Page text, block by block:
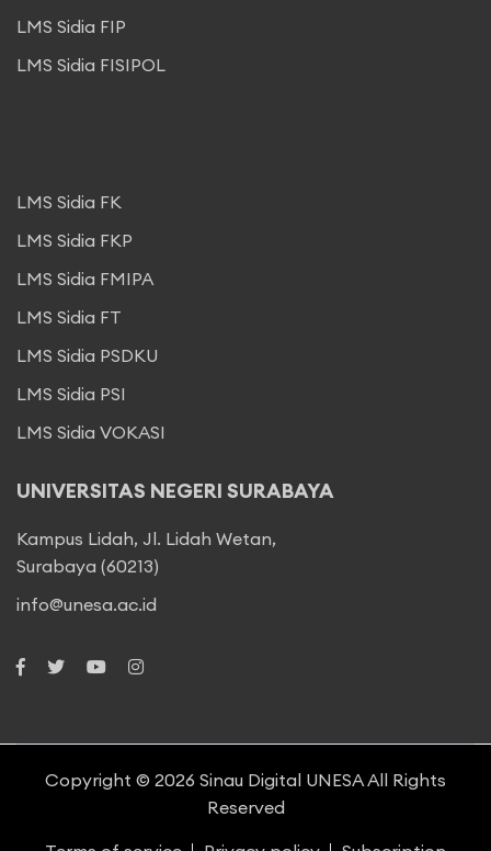
LMS Sidia FIP
LMS Sidia FISIPOL
LMS Sidia FK
LMS Sidia FKP
LMS Sidia FMIPA
LMS Sidia FT
LMS Sidia PSDKU
LMS Sidia PSI
LMS Sidia VOKASI
UNIVERSITAS NEGERI SURABAYA
Kampus Lidah, Jl. Lidah Wetan,
Surabaya (60213)
info@unesa.ac.id
Copyright © 2026 Sinau Digital UNESAAll Rights
Reserved